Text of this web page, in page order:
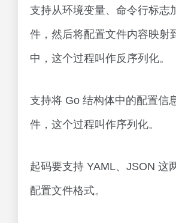
支持从环境变量、命令行标志
件，然后将配置文件内容映射
中，这个过程叫作反序列化。
支持将 Go 结构体中的配置信
件，这个过程叫作序列化。
起码要支持 YAML、JSON 这
配置文件格式。